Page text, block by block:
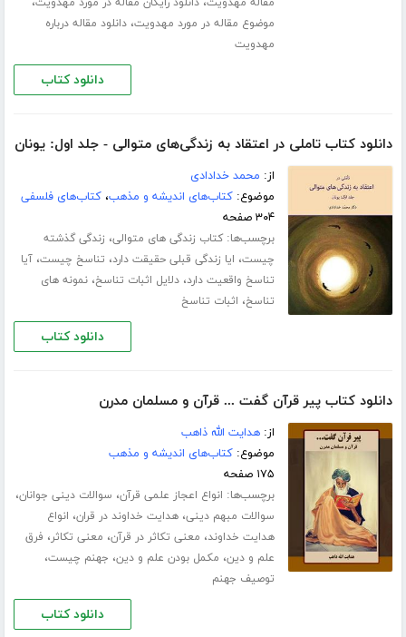
موضوع مقاله در مورد مهدویت،دانلود مقاله درباره
مهدویت
دانلود کتاب
دانلود کتاب تاملی در اعتقاد به زندگی‌های متوالی - جلد اول: یونان
از: محمد خدادادی
موضوع:کتاب‌های اندیشه و مذهب،کتاب‌های فلسفی
۳۰۴ صفحه
برچسب‌ها:کتاب زندگی های متوالی، زندگی گذشته
چیست، ایا زندگی قبلی حقیقت دارد، تناسخ چیست،آیا
تناسخ واقعیت دارد،دلایل اثبات تناسخ،نمونه های
تناسخ، اثبات تناسخ
دانلود کتاب
دانلود کتاب پیر قرآن گفت ... قرآن و مسلمان مدرن
از:هدایت الله ذاهب
موضوع:کتاب‌های اندیشه و مذهب
۱۷۵ صفحه
برچسب‌ها: انواع اعجاز علمی قرآن، سوالات دینی جوانان،
سوالات مبهم دینی،هدایت خداوند در قران، انواع
هدایت خداوند، معنی تکاثر در قرآن، معنی تکاثر، فرق
علم و دین، مکمل بودن علم و دین، جهنم چیست،
توصیف جهنم
دانلود کتاب